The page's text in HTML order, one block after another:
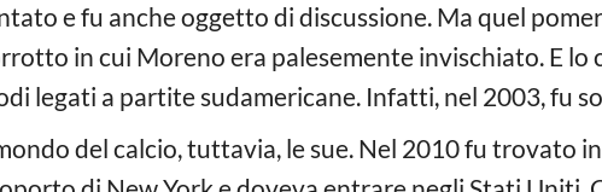
e fu anche oggetto di discussione. Ma quel
in cui Moreno era palesemente invischiato. E lo
legati a partite sudamericane. Infatti, nel 2003, fu
del calcio, tuttavia, le sue. Nel 2010 fu trovato